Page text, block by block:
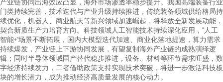
产业链协同出海效应凸显，海外市场渗透率稳步提升。我国高端装备行业
门类持续完善，技术迭代与产业升级持续推进，传统装备领域供给格局持
续优化，机器人、商业航天等新兴领域加速崛起，将释放全新发展动能，
契合新质生产力培育方向。科技领域人工智能技术持续深化应用，“人工
智能+”场景不断拓展，国内大模型迭代加速、商业化落地提速，算力需求
持续爆发，产业链上下游协同发展，有望复制海外产业链的成熟演绎逻
辑；同时半导体领域国产替代稳步推进，设备、材料等环节需求旺盛，数
字经济持续发力，二者借助政策支持实现技术突破，将进一步激活科技板
块的增长潜力，成为推动经济高质量发展的核心动力。